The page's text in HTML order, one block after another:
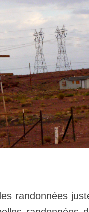
randonnées